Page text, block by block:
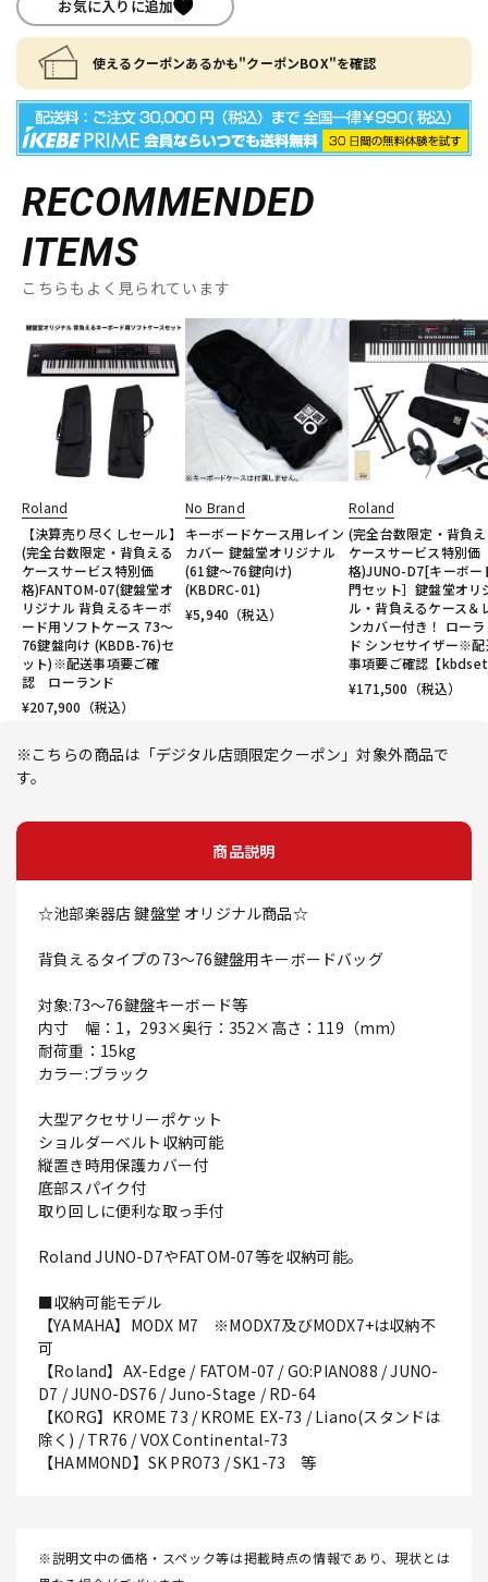
お気に入りに追加
使えるクーポンあるかも"クーポンBOX"を確認
RECOMMENDED
ITEMS
こちらもよく見られています
Roland
【決算売り尽くしセール】
(完全台数限定・背負える
ケースサービス特別価
格)FANTOM-07(鍵盤堂オ
リジナル 背負えるキーボ
ード用ソフトケース 73～
76鍵盤向け (KBDB-76)セ
ット)※配送事項要ご確
認 ローランド
¥207,900 （税込）
No Brand
キーボードケース用レイン
カバー 鍵盤堂オリジナル
(61鍵～76鍵向け)
(KBDRC-01)
¥5,940 （税込）
Roland
(完全台数限定・背負
ケースサービス特別価
格)JUNO-D7[キーボー
門セット］鍵盤堂オリ
ル・背負えるケース＆
ンカバー付き！ ロー
ド シンセサイザー※
事項要ご確認【
¥171,500 （税込）
※こちらの商品は「デジタル店頭限定クーポン」対象外商品で
す。
商品説明
☆池部楽器店 鍵盤堂 オリジナル商品☆
背負えるタイプの73～76鍵盤用キーボードバッグ
対象:73～76鍵盤キーボード等
内寸 幅：1，293×奥行：352×高さ：119（mm）
耐荷重：15kg
カラー:ブラック
大型アクセサリーポケット
ショルダーベルト収納可能
縦置き時用保護カバー付
底部スパイク付
取り回しに便利な取っ手付
Roland JUNO-D7やFATOM-07等を収納可能。
■収納可能モデル
【YAMAHA】MODX M7 ※MODX7及びMODX7+は収納不
可
【Roland】AX-Edge / FATOM-07 / GO:PIANO88 / JUNO-
D7 / JUNO-DS76 / Juno-Stage / RD-64
【KORG】KROME 73 / KROME EX-73 / Liano(スタンドは
除く) / TR76 / VOX Continental-73
【HAMMOND】SK PRO73 / SK1-73 等
※説明文中の価格・スペック等は掲載時点の情報であり、現状とは